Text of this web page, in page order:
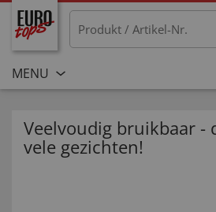
MENU
Veelvoudig bruikbaar -
vele gezichten!